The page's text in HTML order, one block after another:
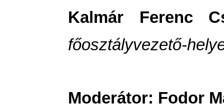
Kalmár Ferenc
főosztályvezető-
Moderátor: Fodor